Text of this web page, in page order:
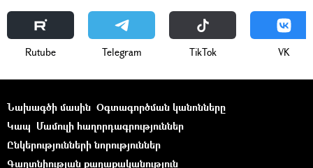
Rutube Telegram ТikТоk VK
Նախագծի մասին Օգտագործման կանոնները
Կապ Մամուլի հաղորդագրություններ
Ընկերությունների նորություններ
Գաղտնիության քաղաքականություն